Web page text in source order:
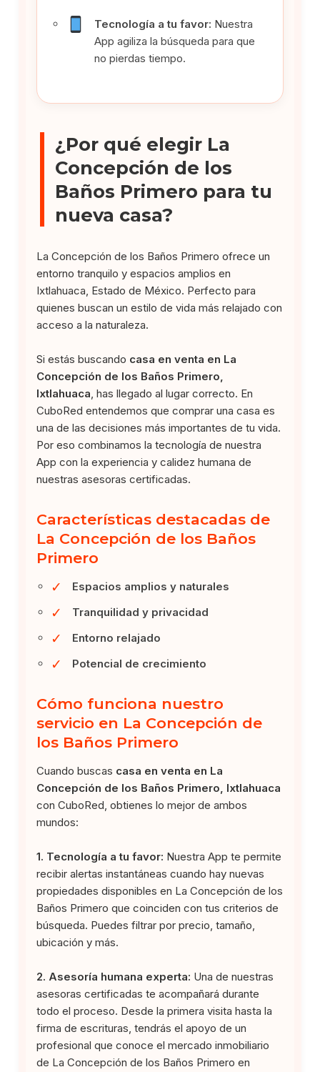
Tecnología a tu favor: Nuestra
App agiliza la búsqueda para que
no pierdas tiempo.
¿Por qué elegir La
Concepción de los
Baños Primero para tu
nueva casa?
La Concepción de los Baños Primero ofrece un
entorno tranquilo y espacios amplios en
Ixtlahuaca, Estado de México. Perfecto para
quienes buscan un estilo de vida más relajado con
acceso a la naturaleza.
Si estás buscando casa en venta en La
Concepción de los Baños Primero,
Ixtlahuaca , has llegado al lugar correcto. En
CuboRed entendemos que comprar una casa es
una de las decisiones más importantes de tu vida.
Por eso combinamos la tecnología de nuestra
App con la experiencia y calidez humana de
nuestras asesoras certificadas.
Características destacadas de
La Concepción de los Baños
Primero
✓ Espacios amplios y naturales
✓ Tranquilidad y privacidad
✓ Entorno relajado
✓ Potencial de crecimiento
Cómo funciona nuestro
servicio en La Concepción de
los Baños Primero
Cuando buscas casa en venta en La
Concepción de los Baños Primero, Ixtlahuaca
con CuboRed, obtienes lo mejor de ambos
mundos:
1. Tecnología a tu favor: Nuestra App te permite
recibir alertas instantáneas cuando hay nuevas
propiedades disponibles en La Concepción de los
Baños Primero que coinciden con tus criterios de
búsqueda. Puedes filtrar por precio, tamaño,
ubicación y más.
2. Asesoría humana experta: Una de nuestras
asesoras certificadas te acompañará durante
todo el proceso. Desde la primera visita hasta la
firma de escrituras, tendrás el apoyo de un
profesional que conoce el mercado inmobiliario
de La Concepción de los Baños Primero en